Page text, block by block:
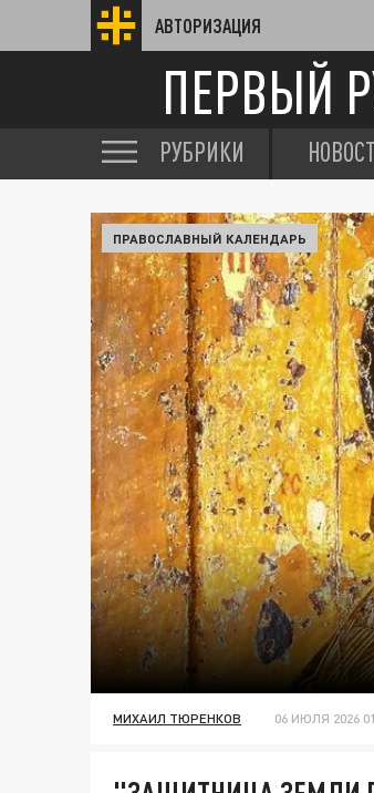
АВТОРИЗАЦИЯ
ПЕРВЫЙ
РУБРИКИ
ПРАВОСЛАВНЫЙ КАЛЕНДАРЬ
МИХАИЛ ТЮРЕНКОВ 06 ИЮЛЯ 2026